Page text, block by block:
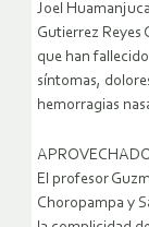
Joel
Gutierrez Reyes
que han
síntomas,
hemorragias
El profesor
Choropampa y